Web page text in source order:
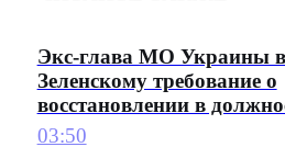
Экс-глава МО Украины
Зеленскому требование о
восстановлении в
03:50